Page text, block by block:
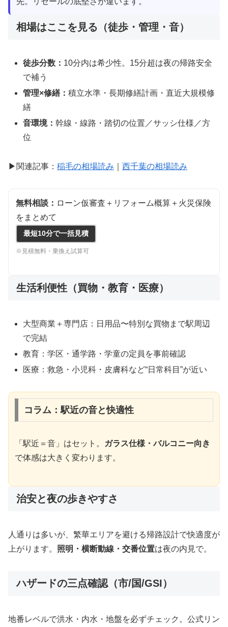
相場はここを見る（徒歩・管理・音）
徒歩分数： 10分内は希少性。15分超は夜の帰路安全
で補う
管理×修繕：積立水準・長期修繕計画・直近大規模修
繕
音環境：幹線・線路・踏切の位置／サッシ仕様／方
位
▶関連記事： 稲毛の相場読み 西千葉の相場読み
無料相談： ローン仮審査＋リフォーム概算＋火災保険
をまとめて
最短10分で一括見積
※見積無料・乗換え試算可
生活利便性（買物・教育・医療）
大型商業＋専門店：日用品〜特別な買物まで駅周辺
で完結
教育：学区・通学路・学童の定員を事前確認
医療：救急・小児科・皮膚科など“日常科目”が近い
コラム：駅近の音と快適性
「駅近＝音」はセット。
ガラス仕様・バルコニー向き
で体感は大きく変わります。
治安と夜の歩きやすさ
人通りは多いが、繁華エリアを避ける帰路設計で快適度が
上がります。 照明・横断動線・交番位置は夜の内見で。
ハザードの三点確認（市/国/GSI）
地番レベルで洪水・内水・地盤を必ずチェック。公式リン